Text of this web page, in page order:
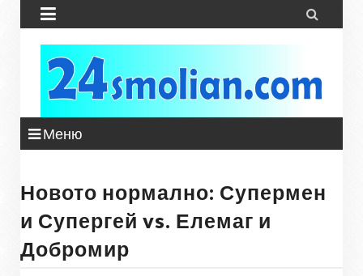
 
Меню
Новото нормално: Супермен
и Супергей vs. Елемаг и
Добромир